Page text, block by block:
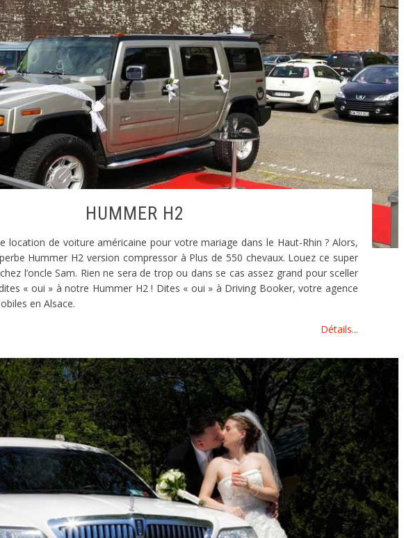
HUMMER H2
location de voiture américaine pour votre mariage dans le Haut-Rhin ? Alors,
Hummer H2 version compressor à Plus de 550 chevaux. Louez ce super
l’oncle Sam. Rien ne sera de trop ou dans se cas assez grand pour sceller
« oui » à notre Hummer H2 ! Dites « oui » à Driving Booker, votre agence
en Alsace.
Détails...